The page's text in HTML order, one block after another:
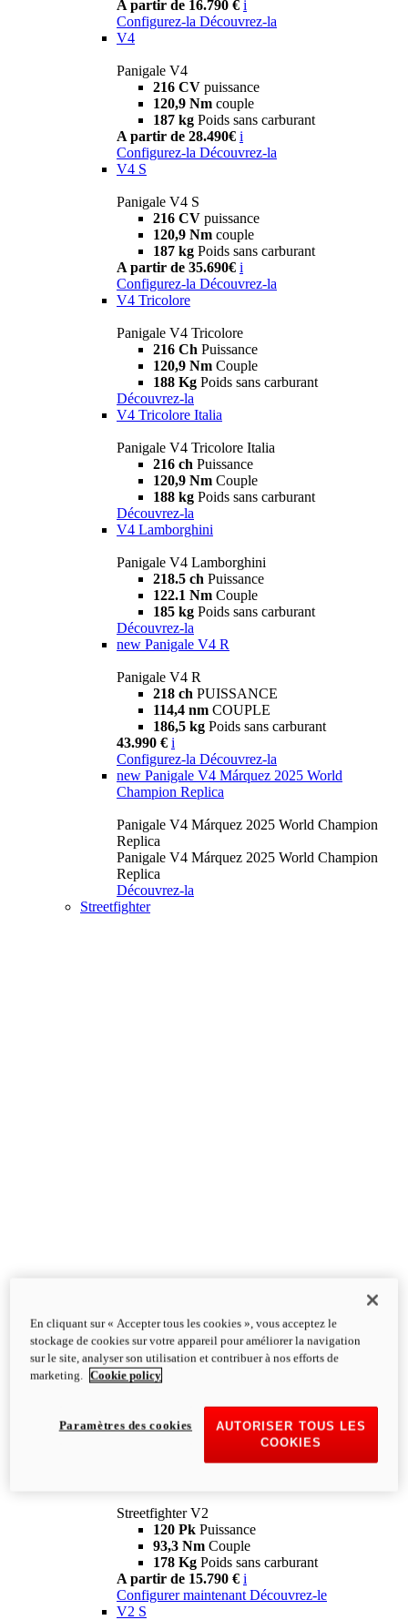
A partir de 16.790 € i
Configurez-la Découvrez-la
V4
Panigale V4
216 CV puissance
120,9 Nm couple
187 kg Poids sans carburant
A partir de 28.490€ i
Configurez-la Découvrez-la
V4 S
Panigale V4 S
216 CV puissance
120,9 Nm couple
187 kg Poids sans carburant
A partir de 35.690€ i
Configurez-la Découvrez-la
V4 Tricolore
Panigale V4 Tricolore
216 Ch Puissance
120,9 Nm Couple
188 Kg Poids sans carburant
Découvrez-la
V4 Tricolore Italia
Panigale V4 Tricolore Italia
216 ch Puissance
120,9 Nm Couple
188 kg Poids sans carburant
Découvrez-la
V4 Lamborghini
Panigale V4 Lamborghini
218.5 ch Puissance
122.1 Nm Couple
185 kg Poids sans carburant
Découvrez-la
new Panigale V4 R
Panigale V4 R
218 ch PUISSANCE
114,4 nm COUPLE
186,5 kg Poids sans carburant
43.990 € i
Configurez-la Découvrez-la
new Panigale V4 Márquez 2025 World
Champion Replica
Panigale V4 Márquez 2025 World Champion
Replica
Panigale V4 Márquez 2025 World Champion
Replica
Découvrez-la
Streetfighter
Streetfighter V2
120 Pk Puissance
93,3 Nm Couple
178 Kg Poids sans carburant
A partir de 15.790 € i
Configurer maintenant Découvrez-le
V2 S
En cliquant sur « Accepter tous les cookies », vous acceptez le
stockage de cookies sur votre appareil pour améliorer la navigation
sur le site, analyser son utilisation et contribuer à nos efforts de
marketing.
Cookie policy
AUTORISER TOUS LES
COOKIES
Paramètres des cookies